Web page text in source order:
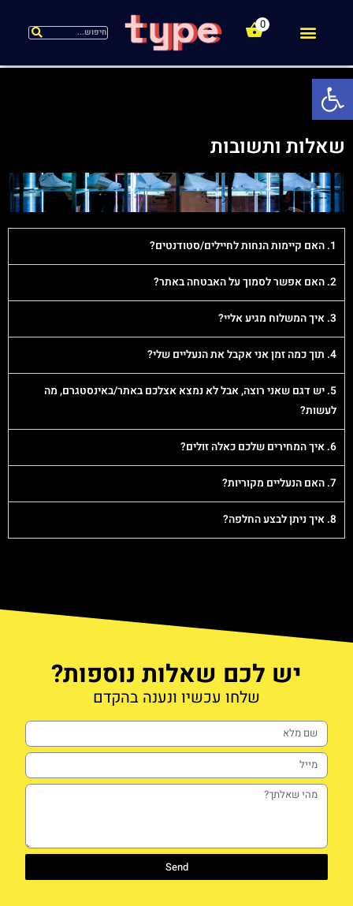
0
שאלות ותשובות
1. האם קיימות הנחות לחיילים/סטודנטים?
2. האם אפשר לסמוך על האבטחה באתר?
3. איך המשלוח מגיע אליי?
4. תוך כמה זמן אני אקבל את הנעליים שלי?
5. יש דגם שאני רוצה, אבל לא נמצא אצלכם באתר/באינסטגרם, מה
לעשות?
6. איך המחירים שלכם כאלה זולים?
7. האם הנעליים מקוריות?
8. איך ניתן לבצע החלפה?
יש לכם שאלות נוספות?
שלחו עכשיו ונענה בהקדם
Send
פתח סרגל נגישות